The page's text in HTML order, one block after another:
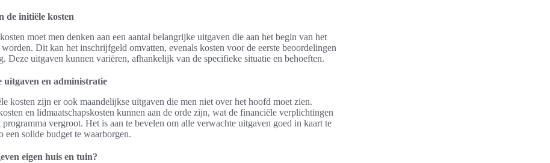
de initiële kosten
moet men denken aan een aantal belangrijke uitgaven die aan het begin van het
worden. Dit kan het inschrijfgeld omvatten, evenals kosten voor de eerste beoordelingen
Deze uitgaven kunnen variëren, afhankelijk van de specifieke situatie en behoeften.
uitgaven en administratie
kosten zijn er ook maandelijkse uitgaven die men niet over het hoofd moet zien.
en lidmaatschapskosten kunnen aan de orde zijn, wat de financiële verplichtingen
programma vergroot. Het is aan te bevelen om alle verwachte uitgaven goed in kaart te
een solide budget te waarborgen.
eigen huis en tuin?